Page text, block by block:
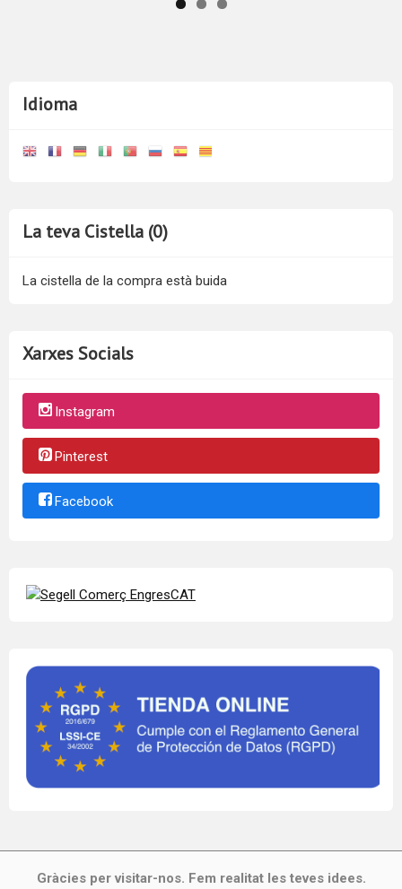
Idioma
La teva Cistella (0)
La cistella de la compra està buida
Xarxes Socials
Instagram
Pinterest
Facebook
Gràcies per visitar-nos. Fem realitat les teves idees.